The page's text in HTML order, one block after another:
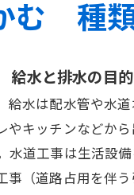
む 種
水と排水の目
水は配水管や水
キッチンなどか
道工事は生活設
（道路占用を伴